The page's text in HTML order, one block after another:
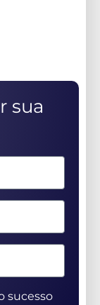
sua
sucesso